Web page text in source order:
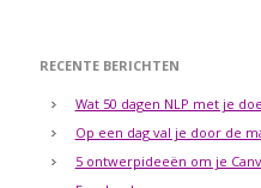
RECENTE BERICHTEN
Wat 50 dagen NLP met je
Op een dag val je door de
5 ontwerpideeën om je